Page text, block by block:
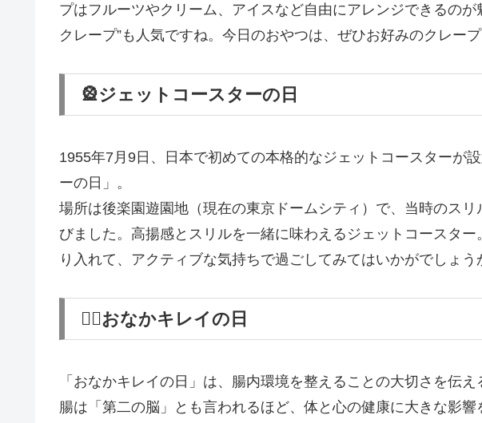
プはフルーツやクリーム、アイスなど自由にアレンジできるの
クレープ”も人気ですね。今日のおやつは、ぜひお好みのクレー
🎡ジェットコースターの日
1955年7月9日、日本で初めての本格的なジェットコースターが
ーの日」。
場所は後楽園遊園地（現在の東京ドームシティ）で、当時のス
びました。高揚感とスリルを一緒に味わえるジェットコースタ
り入れて、アクティブな気持ちで過ごしてみてはいかがでしょう
🧘‍♀️おなかキレイの日
「おなかキレイの日」は、腸内環境を整えることの大切さを伝え
腸は「第二の脳」とも言われるほど、体と心の健康に大きな影